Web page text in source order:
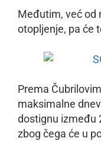
Međutim, već od
otopljenje, pa će
Prema
maksimalne
dostignu između
zbog čega će u